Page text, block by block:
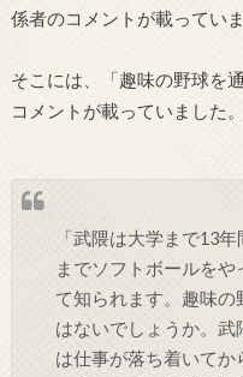
係者のコメントが載っていま
そこには、「趣味の野球を
コメントが載っていました。
「武隈は大学まで13
までソフトボールを
て知られます。趣味
はないでしょうか。
は仕事が落ち着いてか